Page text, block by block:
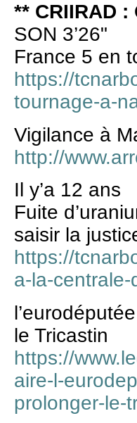
** CRIIRAD
SON 3’26"
France 5 en
https://
tournage-a-
Vigilance à
http://
Il y’a 12 ans
Fuite
saisir la
https://
a-la-
le Tricastin
https://
aire-l-
prolonger-le-